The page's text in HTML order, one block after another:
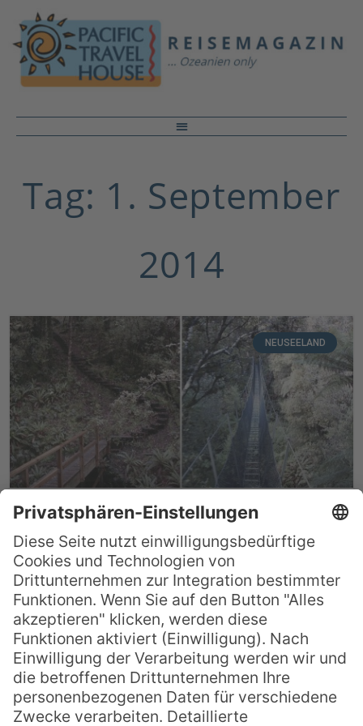
Tag: 1. September
2014
NEUSEELAND
Great Walks: Rakiura Track
Für alle Neuseelandreisenden, die den
Pazifikstaat in seiner ganzen natürlichen
Schönheit und abenteuerlichen Wildheit
kennenlernen mögen, mag der Rakiura
Track zum besonderen Highlight werden:
Der dreitägige Track bietet Wanderern die
großartige Möglichkeit, jene Insel zu